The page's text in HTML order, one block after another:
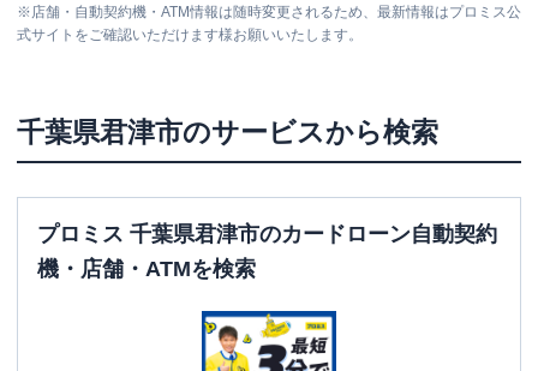
レイク 【2025/12/2閉店】君津（自動契約コ
営業時間
土曜：9:00-21:00
ATM営業時間
平日：-
土曜：-
日祝： -
✕
※店舗・自動契約機・ATM情報は随時変更されるため、最新情報はプロミス公
式サイトをご確認いただけます様お願いいたします。
千葉県君津市のサービスから検索
プロミス 千葉県君津市のカードローン自動契約
機・店舗・ATMを検索